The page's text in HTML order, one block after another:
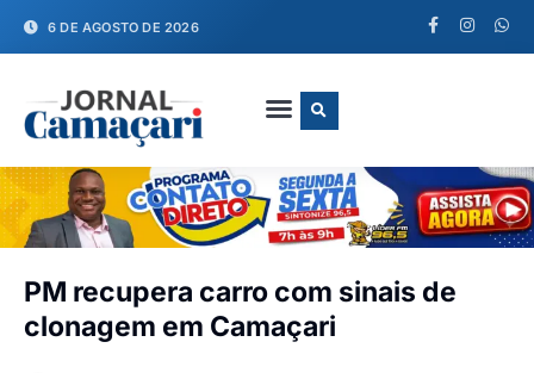
6 DE AGOSTO DE 2026
PM recupera carro com sinais de
clonagem em Camaçari